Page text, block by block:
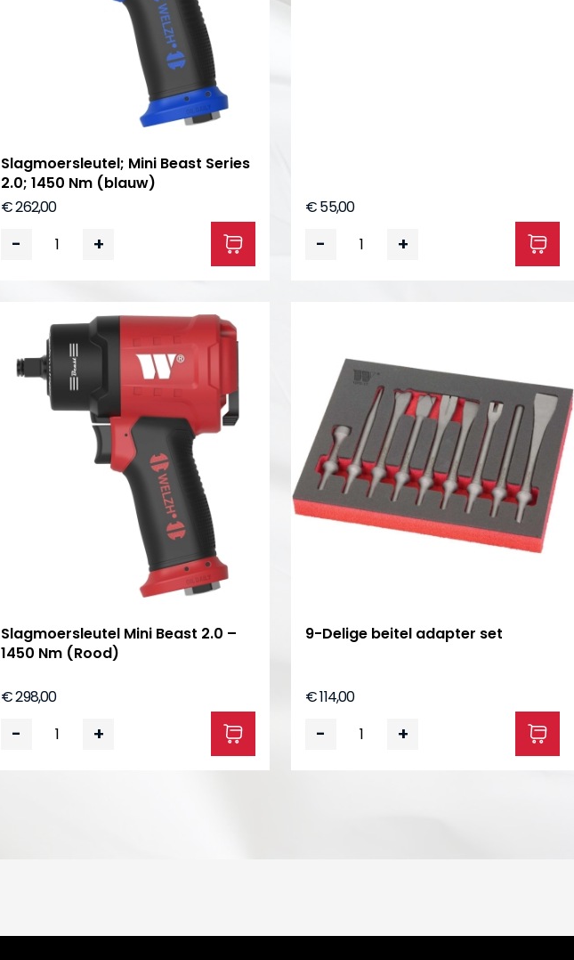
Slagmoersleutel; Mini Beast Series
2.0; 1450 Nm (blauw)
€ 262,00
- +
€ 55,00
- +
Slagmoersleutel Mini Beast 2.0 –
1450 Nm (Rood)
€ 298,00
- +
9-Delige beitel adapter set
€ 114,00
- +